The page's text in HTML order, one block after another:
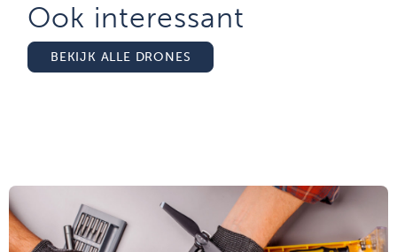
Ook interessant
BEKIJK ALLE DRONES